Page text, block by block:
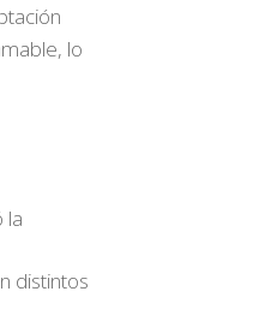
lo
la
distintos